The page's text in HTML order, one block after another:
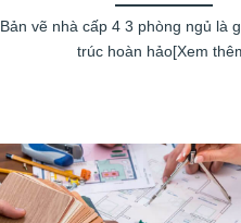
Bản vẽ nhà cấp 4 3 phòng ngủ là
trúc hoàn hảo[Xem